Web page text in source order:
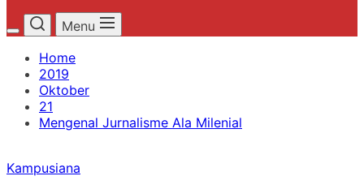
Menu
Home
2019
Oktober
21
Mengenal Jurnalisme Ala Milenial
Kampusiana